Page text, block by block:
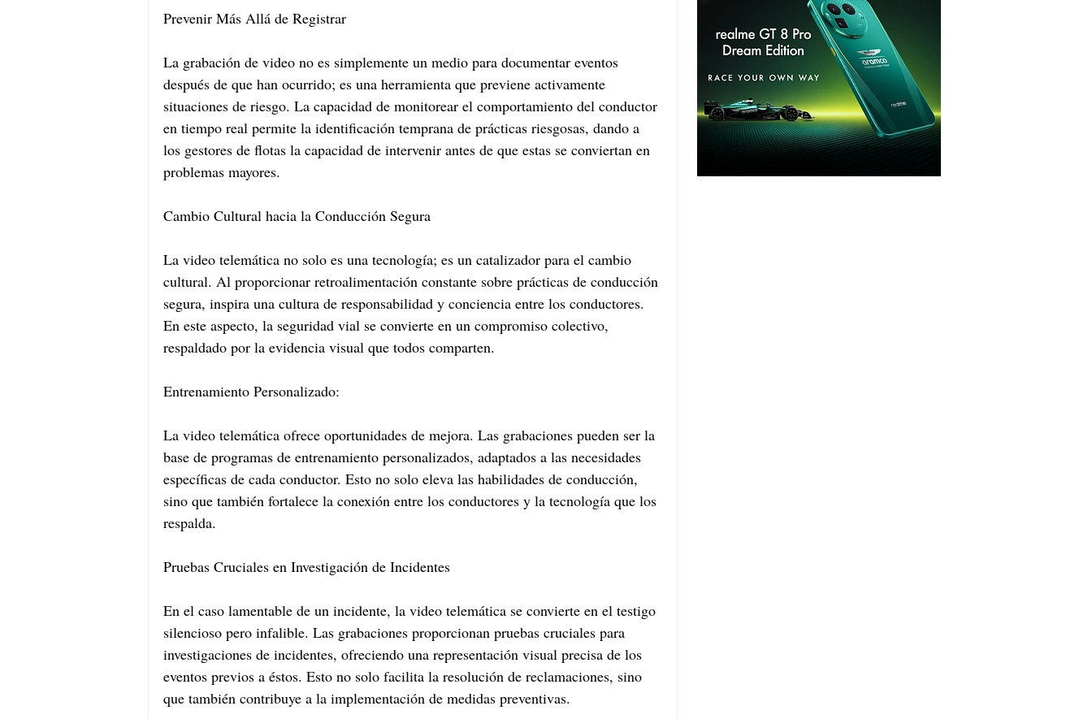
Prevenir Más Allá de Registrar
La grabación de video no es simplemente un medio para documentar eventos
después de que han ocurrido; es una herramienta que previene activamente
situaciones de riesgo. La capacidad de monitorear el comportamiento del conductor
en tiempo real permite la identificación temprana de prácticas riesgosas, dando a
los gestores de flotas la capacidad de intervenir antes de que estas se conviertan en
problemas mayores.
Cambio Cultural hacia la Conducción Segura
La video telemática no solo es una tecnología; es un catalizador para el cambio
cultural. Al proporcionar retroalimentación constante sobre prácticas de conducción
segura, inspira una cultura de responsabilidad y conciencia entre los conductores.
En este aspecto, la seguridad vial se convierte en un compromiso colectivo,
respaldado por la evidencia visual que todos comparten.
Entrenamiento Personalizado:
La video telemática ofrece oportunidades de mejora. Las grabaciones pueden ser la
base de programas de entrenamiento personalizados, adaptados a las necesidades
específicas de cada conductor. Esto no solo eleva las habilidades de conducción,
sino que también fortalece la conexión entre los conductores y la tecnología que los
respalda.
Pruebas Cruciales en Investigación de Incidentes
En el caso lamentable de un incidente, la video telemática se convierte en el testigo
silencioso pero infalible. Las grabaciones proporcionan pruebas cruciales para
investigaciones de incidentes, ofreciendo una representación visual precisa de los
eventos previos a éstos. Esto no solo facilita la resolución de reclamaciones, sino
que también contribuye a la implementación de medidas preventivas.